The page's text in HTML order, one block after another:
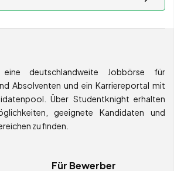
deutschlandweite Jobbörse für
Absolventen und ein Karriereportal mit
Über Studentknight erhalten
geeignete Kandidaten und
zu finden.
Für Bewerber